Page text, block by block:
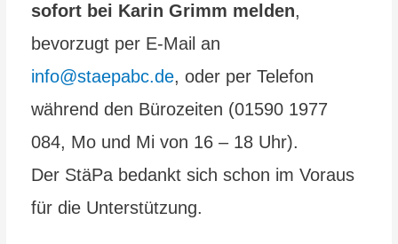
sofort bei Karin Grimm melden,
bevorzugt per E-Mail an
info@staepabc.de, oder per Telefon
während den Bürozeiten (01590 1977
084, Mo und Mi von 16 – 18 Uhr).
Der StäPa bedankt sich schon im Voraus
für die Unterstützung.